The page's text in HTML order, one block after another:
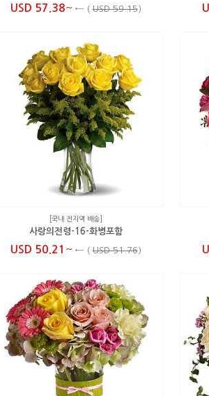
USD 57.38~ ← (USD 59.15)
[국내 전지역 배송]
사랑의전령-16-화병포함
USD 50.21 ~ ← (USD 51.76)